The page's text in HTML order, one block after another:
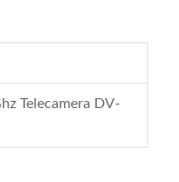
Telecamera DV-